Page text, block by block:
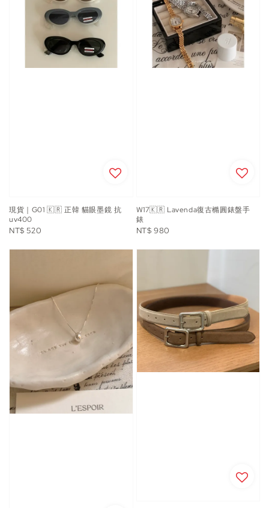
現貨｜G01 🇰🇷 正韓 貓眼墨鏡 抗
uv400
Regular
NT$ 520
W17🇰🇷 Lavenda復古橢圓錶盤手
錶
Regular
NT$ 980